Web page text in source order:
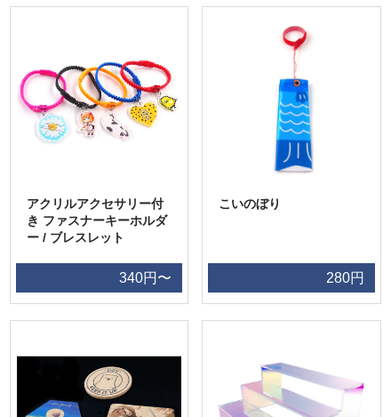
アクリルアクセサリー付
き ファスナーキーホルダ
ー / ブレスレット
340円〜
こいのぼり
280円